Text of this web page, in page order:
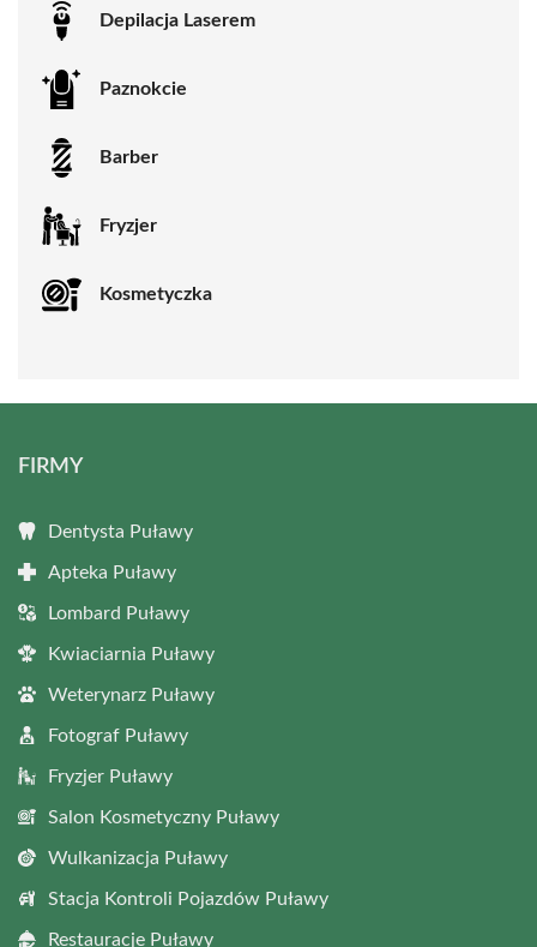
Depilacja Laserem
Paznokcie
Barber
Fryzjer
Kosmetyczka
FIRMY
Dentysta Puławy
Apteka Puławy
Lombard Puławy
Kwiaciarnia Puławy
Weterynarz Puławy
Fotograf Puławy
Fryzjer Puławy
Salon Kosmetyczny Puławy
Wulkanizacja Puławy
Stacja Kontroli Pojazdów Puławy
Restauracje Puławy